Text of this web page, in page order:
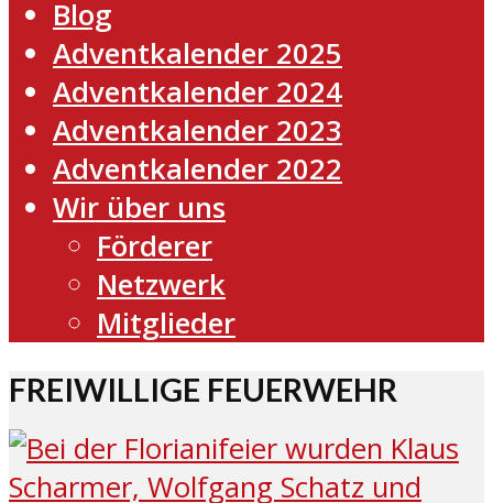
Blog
Adventkalender 2025
Adventkalender 2024
Adventkalender 2023
Adventkalender 2022
Wir über uns
Förderer
Netzwerk
Mitglieder
FREIWILLIGE FEUERWEHR